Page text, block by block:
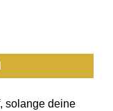
solange deine